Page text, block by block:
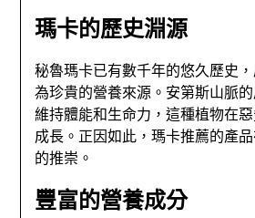
瑪卡的歷史淵源
秘魯瑪卡已有數千年的悠久歷史
為珍貴的營養來源。安第斯山脈
維持體能和生命力，這種植物在
成長。正因如此，瑪卡推薦的產
的推崇。
豐富的營養成分